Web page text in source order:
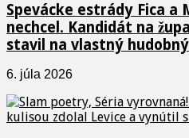
Spevácke estrády Fica a
nechcel. Kandidát na
stavil na vlastný
6. júla 2026